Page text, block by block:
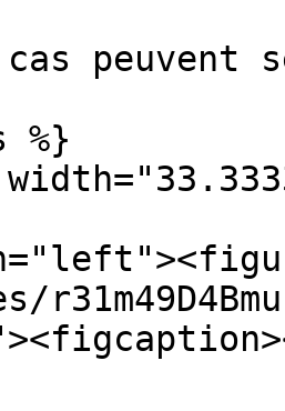
peuvent
%}